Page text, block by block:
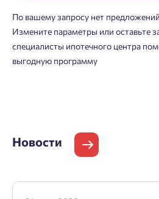
По вашему запросу нет
Измените параметры или оставьте
специалисты ипотечного центра
выгодную программу
Новости